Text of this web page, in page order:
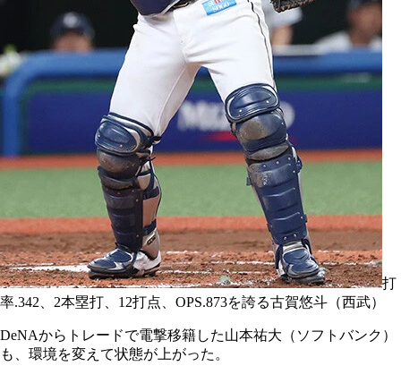
打
率.342、2本塁打、12打点、OPS.873を誇る古賀悠斗（西武）
DeNAからトレードで電撃移籍した山本祐大（ソフトバンク）
も、環境を変えて状態が上がった。